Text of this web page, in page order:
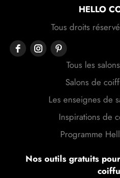
HELLO
Tous droits
Tous les
Salons de
Les enseignes de
Inspirations de
Programme
Nos outils gratuits